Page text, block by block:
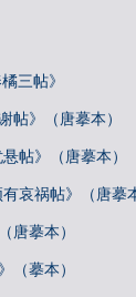
三帖》
帖》（唐摹本）
帖》（唐摹本）
哀祸帖》（唐摹
唐摹本）
（摹本）